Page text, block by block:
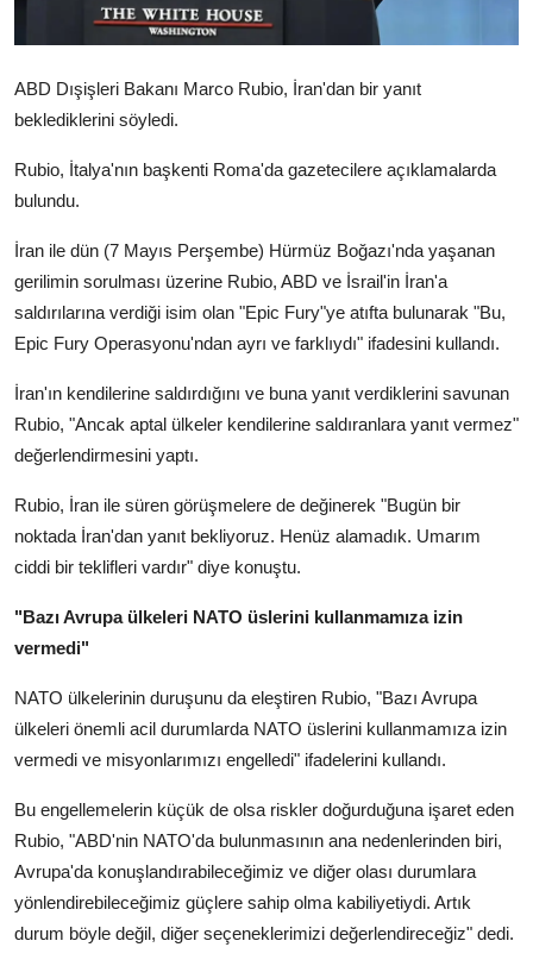
Kurdi
ABD Dışişleri Bakanı Marco Rubio, İran'dan bir yanıt
beklediklerini söyledi.
Rubio, İtalya'nın başkenti Roma'da gazetecilere açıklamalarda
bulundu.
İran ile dün (7 Mayıs Perşembe) Hürmüz Boğazı'nda yaşanan
gerilimin sorulması üzerine Rubio, ABD ve İsrail'in İran'a
saldırılarına verdiği isim olan "Epic Fury"ye atıfta bulunarak "Bu,
Epic Fury Operasyonu'ndan ayrı ve farklıydı" ifadesini kullandı.
İran'ın kendilerine saldırdığını ve buna yanıt verdiklerini savunan
Rubio, "Ancak aptal ülkeler kendilerine saldıranlara yanıt vermez"
değerlendirmesini yaptı.
Rubio, İran ile süren görüşmelere de değinerek "Bugün bir
noktada İran'dan yanıt bekliyoruz. Henüz alamadık. Umarım
ciddi bir teklifleri vardır" diye konuştu.
"Bazı Avrupa ülkeleri NATO üslerini kullanmamıza izin
vermedi"
NATO ülkelerinin duruşunu da eleştiren Rubio, "Bazı Avrupa
ülkeleri önemli acil durumlarda NATO üslerini kullanmamıza izin
vermedi ve misyonlarımızı engelledi" ifadelerini kullandı.
Bu engellemelerin küçük de olsa riskler doğurduğuna işaret eden
Rubio, "ABD'nin NATO'da bulunmasının ana nedenlerinden biri,
Avrupa'da konuşlandırabileceğimiz ve diğer olası durumlara
yönlendirebileceğimiz güçlere sahip olma kabiliyetiydi. Artık
durum böyle değil, diğer seçeneklerimizi değerlendireceğiz" dedi.